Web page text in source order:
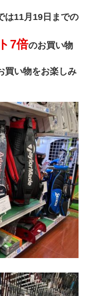
は11月19日までの
7倍のお買い物
買い物をお楽しみ